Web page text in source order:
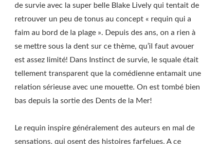
de survie avec la super belle Blake Lively qui tentait de
retrouver un peu de tonus au concept « requin qui a
faim au bord de la plage ». Depuis des ans, on a rien à
se mettre sous la dent sur ce thème, qu’il faut avouer
est assez limité! Dans Instinct de survie, le squale était
tellement transparent que la comédienne entamait une
relation sérieuse avec une mouette. On est tombé bien
bas depuis la sortie des Dents de la Mer!
Le requin inspire généralement des auteurs en mal de
sensations, qui osent des histoires farfelues. A ce